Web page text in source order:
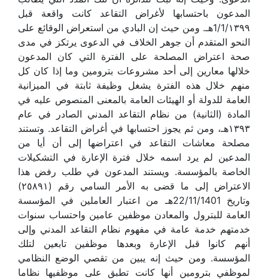
المدعون باحتسابها لأغراض التقاعد كانت واقعة قبل
1/1/١٣٩٩هـ. ومن حيث إن البادي من استعراض الوقائع على
النحو المتقدم أن جوهر الخلاف في الدعوى يرتكز في مدى
صحة اعتراض المصلحة على الفترة التي كان المدعون
خلالها معارين إلى أحد مشروعات بترومين وما إذا كان كل
منهم خلال هذه الفترة يشغل وظيفة ثابتة في الميزانية
العامة للدولة أو الهيئات العامة بالمعنى المنصوص عليه في
المادة (الثانية) من نظام التقاعد المدني الصادر في عام
١٣٩٣هـ، ومن ثم يجوز احتسابها في أغراض التقاعد. وتستند
مصلحة معاشات التقاعد في اعتراضها إلى أن أيا من
المدعين لم يرد اسمه خلال فترة الإعارة في التشكيلات
الخاصة بالمؤسسة. ويستند المدعون في طلب رفض هذا
الاعتراض إلى ما قضى به الأمر السامي رقم (٢٥٨٩١)
وتاريخ 22/11/1401هـ من اعتبار العاملين في المؤسسة
العامة للبترول والمعادن موظفين عامين واحتساب سنوات
خدمتهم خدمة عامة في مفهوم نظام التقاعد المدني وإلى
أنهم كانوا قبل الإعارة وبعدها موظفين تابعين لتلك
المؤسسة. ومن حيث إنه يبين من تقصي الوضع النظامي
لموظفي بترومين أنها كانت تطبق على موظفيها نظاما